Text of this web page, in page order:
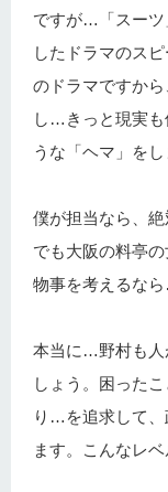
ですが…「スーツ
したドラマのス
のドラマですか
し…きっと現実も
うな「ヘマ」をし
僕が担当なら、
でも大阪の料亭
物事を考えるな
本当に…野村も人
しょう。困った
り…を追求して、
ます。こんなレ